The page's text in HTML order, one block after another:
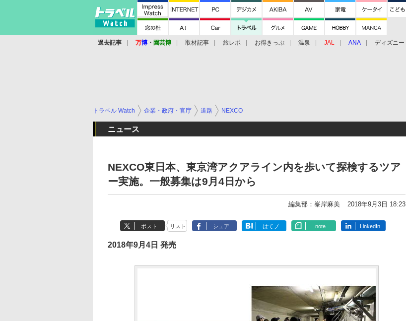
過去記事 万博 ・ 園芸博 取材記事 旅レポ お得きっぷ 温泉 JAL ANA ディズニー
トラベル Watch 企業・政府・官庁 道路 NEXCO
ニュース
NEXCO東日本、東京湾アクアライン内を歩いて探検するツア
ー実施。一般募集は9月4日から
編集部：峯岸麻美 2018年9月3日 18:23
ポスト リスト シェア はてブ note LinkedIn
2018年9月4日 発売